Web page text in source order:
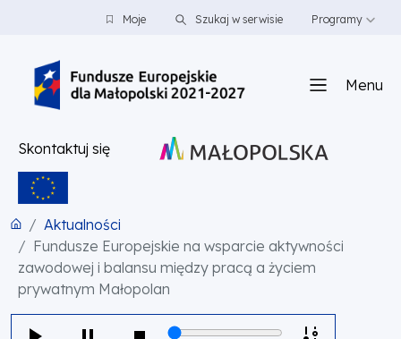
PRZEJDŹ DO TREŚCI
PRZEJDŹ DO MENUMoje Szukaj w serwisie Programy
Menu
Skontaktuj się
Aktualności
Fundusze Europejskie na wsparcie aktywności
zawodowej i balansu między pracą a życiem
prywatnym Małopolan